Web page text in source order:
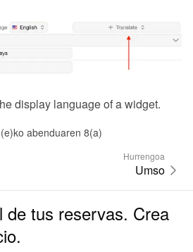
display language of a widget.
abenduaren 8(a)
Hurrengoa
Umso
de tus reservas. Crea